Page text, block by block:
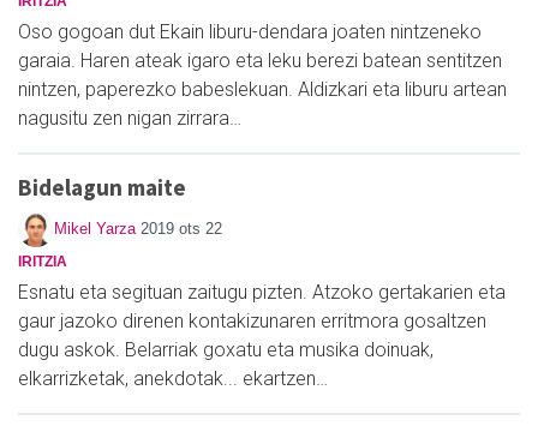
Oso gogoan dut Ekain liburu-dendara joaten nintzeneko
garaia. Haren ateak igaro eta leku berezi batean sentitzen
nintzen, paperezko babeslekuan. Aldizkari eta liburu artean
nagusitu zen nigan zirrara…
Bidelagun maite
Mikel Yarza 2019 ots 22
IRITZIA
Esnatu eta segituan zaitugu pizten. Atzoko gertakarien eta
gaur jazoko direnen kontakizunaren erritmora gosaltzen
dugu askok. Belarriak goxatu eta musika doinuak,
elkarrizketak, anekdotak... ekartzen…